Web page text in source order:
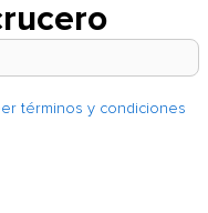
términos y condiciones